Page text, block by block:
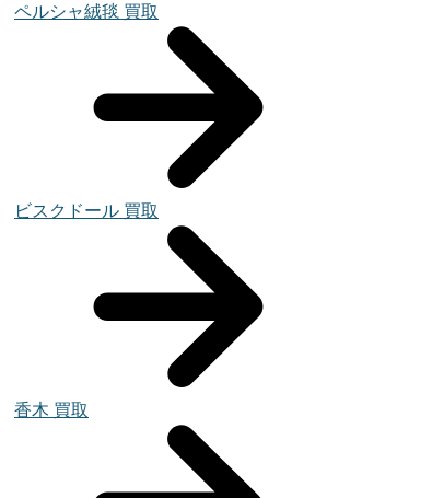
ペルシャ絨毯 買取
ビスクドール 買取
香木 買取